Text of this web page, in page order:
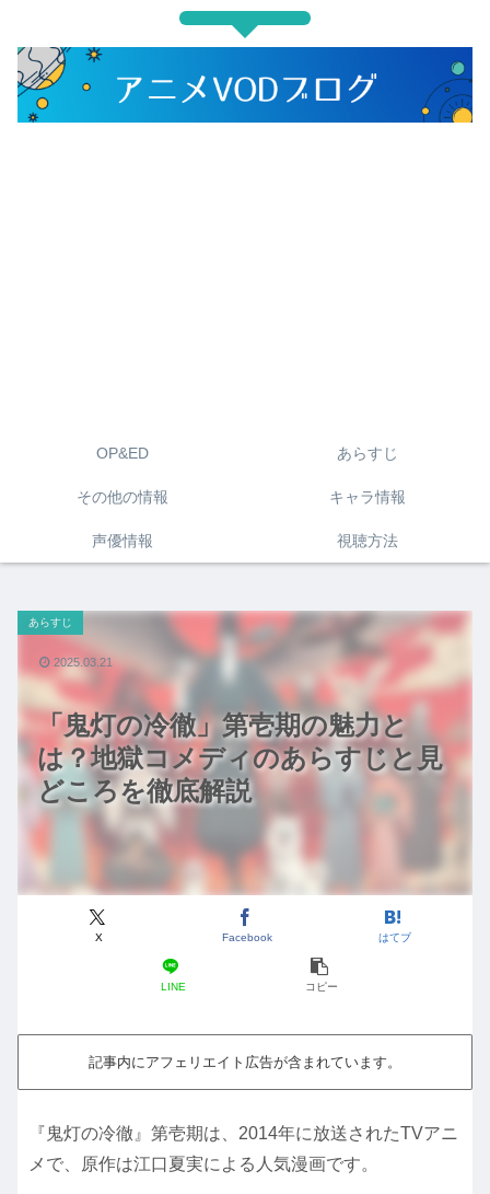
OP&ED あらすじ
その他の情報 キャラ情報
声優情報 視聴方法
「鬼灯の冷徹」第壱期の魅力と
は？地獄コメディのあらすじと見
どころを徹底解説
あらすじ
X Facebook はてブ
LINE コピー
2025.03.21
記事内にアフェリエイト広告が含まれています。
『鬼灯の冷徹』第壱期は、2014年に放送されたTVアニ
メで、原作は江口夏実による人気漫画です。